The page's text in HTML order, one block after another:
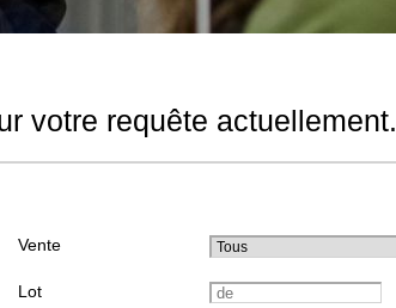
votre requête actuellement.
Vente
Lot